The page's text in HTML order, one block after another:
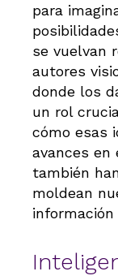
para
se vuelvan
autores
donde los
un rol
cómo esas
avances en
también
moldean